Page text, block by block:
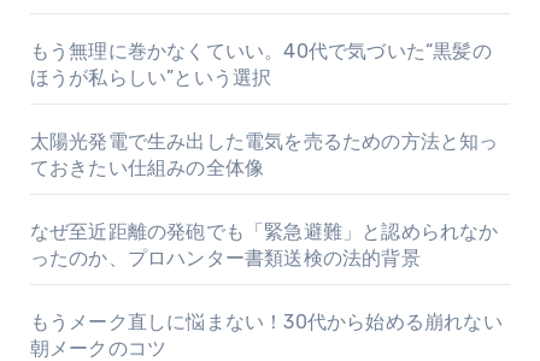
もう無理に巻かなくていい。40代で気づいた“黒髪の
ほうが私らしい”という選択
太陽光発電で生み出した電気を売るための方法と知っ
ておきたい仕組みの全体像
なぜ至近距離の発砲でも「緊急避難」と認められなか
ったのか、プロハンター書類送検の法的背景
もうメーク直しに悩まない！30代から始める崩れない
朝メークのコツ